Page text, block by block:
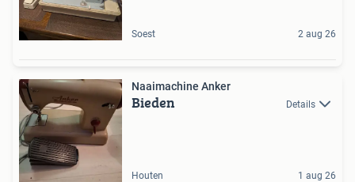
Soest 2 aug 26
Naaimachine Anker
Bieden Details
Houten 1 aug 26